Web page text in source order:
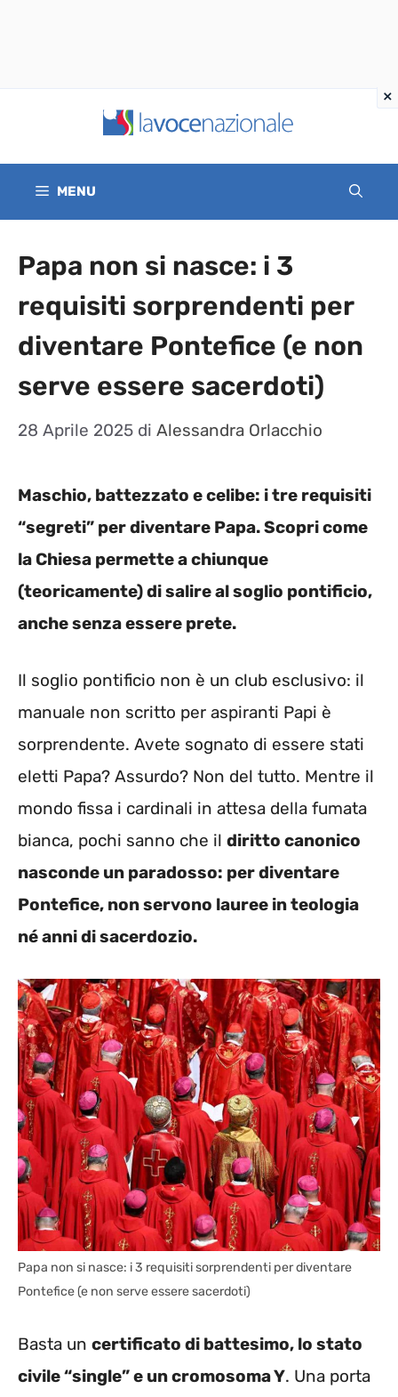
contenuto
MENU
Papa non si nasce: i 3
requisiti sorprendenti per
diventare Pontefice (e non
serve essere sacerdoti)
28 Aprile 2025 di Alessandra Orlacchio
Maschio, battezzato e celibe: i tre requisiti
“segreti” per diventare Papa. Scopri come
la Chiesa permette a chiunque
(teoricamente) di salire al soglio pontificio,
anche senza essere prete.
Il soglio pontificio non è un club esclusivo: il
manuale non scritto per aspiranti Papi è
sorprendente. Avete sognato di essere stati
eletti Papa? Assurdo? Non del tutto. Mentre il
mondo fissa i cardinali in attesa della fumata
bianca, pochi sanno che il diritto canonico
nasconde un paradosso: per diventare
Pontefice, non servono lauree in teologia
né anni di sacerdozio.
Papa non si nasce: i 3 requisiti sorprendenti per diventare
Pontefice (e non serve essere sacerdoti)
Basta un certificato di battesimo, lo stato
civile “single” e un cromosoma Y. Una porta